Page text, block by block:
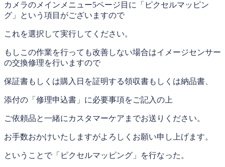
カメラのメインメニュー5ページ目に「ピクセルマッピン
グ」という項目がございますので
これを選択して実行してください。
もしこの作業を行っても改善しない場合はイメージセンサー
の交換修理を行いますので
保証書もしくは購入日を証明する領収書もしくは納品書、
添付の「修理申込書」に必要事項をご記入の上
ご依頼品と一緒にカスタマーケアまでお送りください。
お手数おかけいたしますがよろしくお願い申し上げます。
ということで「ピクセルマッピング」を行なった。